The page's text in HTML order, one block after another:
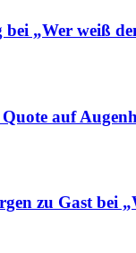
„Wer weiß
auf
zu Gast bei